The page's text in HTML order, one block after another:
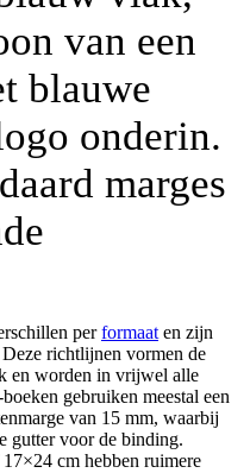
marges
performaat en zijn
richtlijnen vormen de
en worden in vrijwel alle
gebruiken meestal een
van 15 mm, waarbij
gutter voor de binding.
cm hebben ruimere